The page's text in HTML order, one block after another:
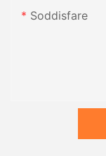
Soddisfare